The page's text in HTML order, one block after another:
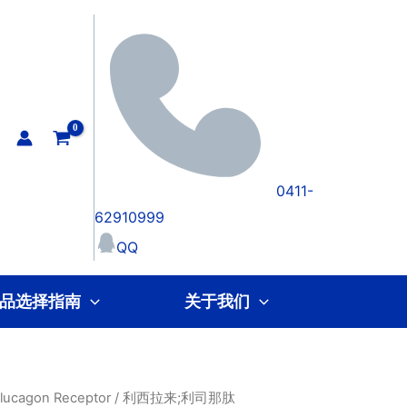
0411-
62910999
QQ
选择指南 关于我们
Receptor/ 利西拉来;利司那肽